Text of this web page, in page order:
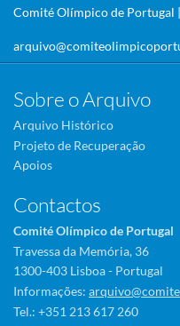
Comité Olímpico de Portugal |
Sobre o Arquivo
Arquivo Histórico
Projeto de Recuperação
Apoios
Contactos
Comité Olímpico de Portugal
Travessa da Memória, 36
1300-403 Lisboa - Portugal
Informações:
Tel.: +351 213 617 260